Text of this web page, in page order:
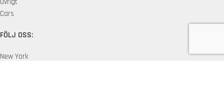
Cars
FÖLJ OSS:
New York